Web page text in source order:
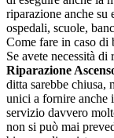
riparazione anche
ospedali, scuole,
Come fare in caso di
Se avete necessità di
Riparazione
ditta sarebbe chiusa,
unici a fornire anche
servizio davvero
non si può mai